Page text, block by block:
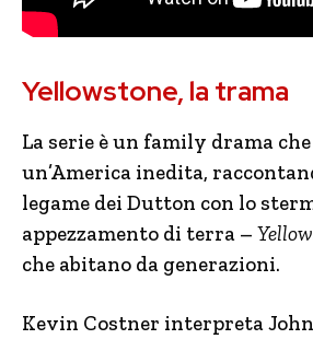
Yellowstone, la trama
La serie è un family drama
un’America inedita,
legame dei Dutton con lo
appezzamento di terra –
che abitano da generazioni.
Kevin Costner interpreta